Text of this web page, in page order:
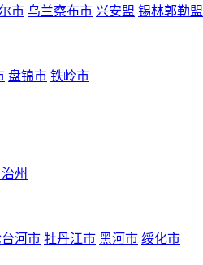
市 乌兰察布市 兴安盟 锡林郭勒盟
盘锦市 铁岭市
州
河市 牡丹江市 黑河市 绥化市